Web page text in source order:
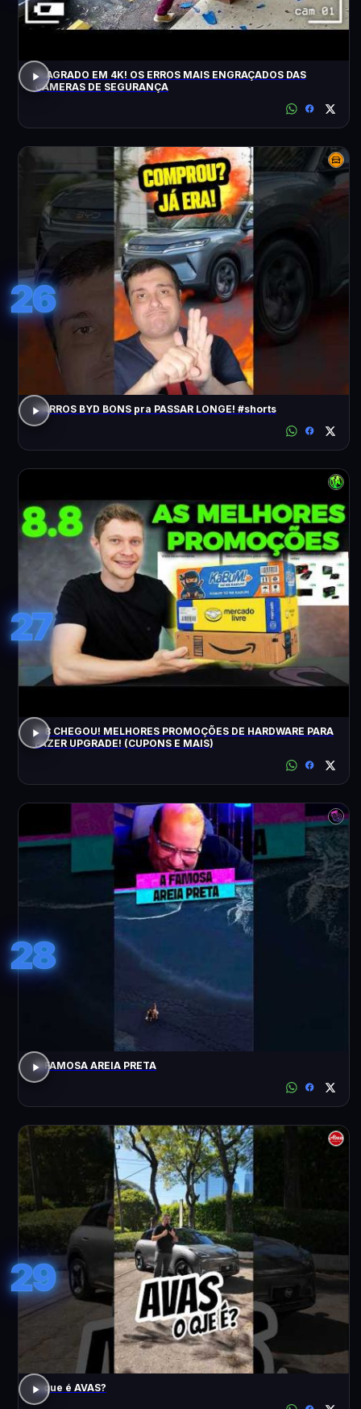
FLAGRADO EM 4K! OS ERROS MAIS ENGRAÇADOS DAS
CÂMERAS DE SEGURANÇA
26
CARROS BYD BONS pra PASSAR LONGE! #shorts
27
8.8 CHEGOU! MELHORES PROMOÇÕES DE HARDWARE PARA
FAZER UPGRADE! (CUPONS E MAIS)
28
A FAMOSA AREIA PRETA
29
o que é AVAS?